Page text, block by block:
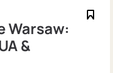
Warsaw:
&